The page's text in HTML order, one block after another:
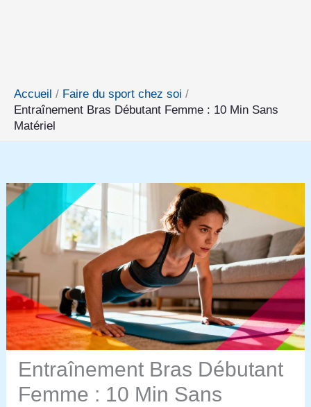
Accueil
Faire du sport chez soi
Entraînement Bras Débutant Femme : 10 Min Sans
Matériel
Entraînement Bras Débutant
Femme : 10 Min Sans